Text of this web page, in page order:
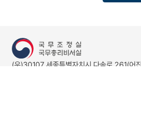
(우)30107 세종특별자치시 다솜로 261(어